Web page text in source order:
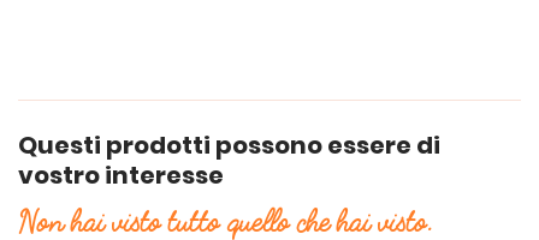
Questi prodotti possono essere di
vostro interesse
Non hai visto tutto quello che hai visto.